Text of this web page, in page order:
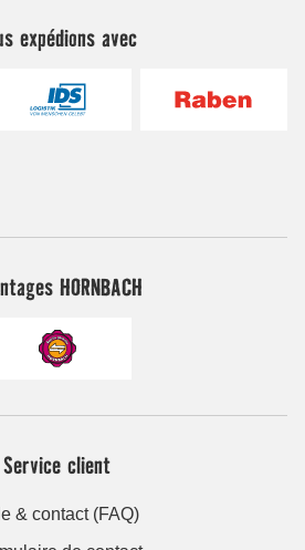
expédions avec
HORNBACH
Service client
& contact (FAQ)